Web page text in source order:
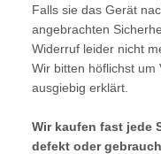
Falls sie das Gerät
angebrachten
Widerruf leider nicht
Wir bitten höflichst um
ausgiebig erklärt.
Wir kaufen fast jede
defekt oder